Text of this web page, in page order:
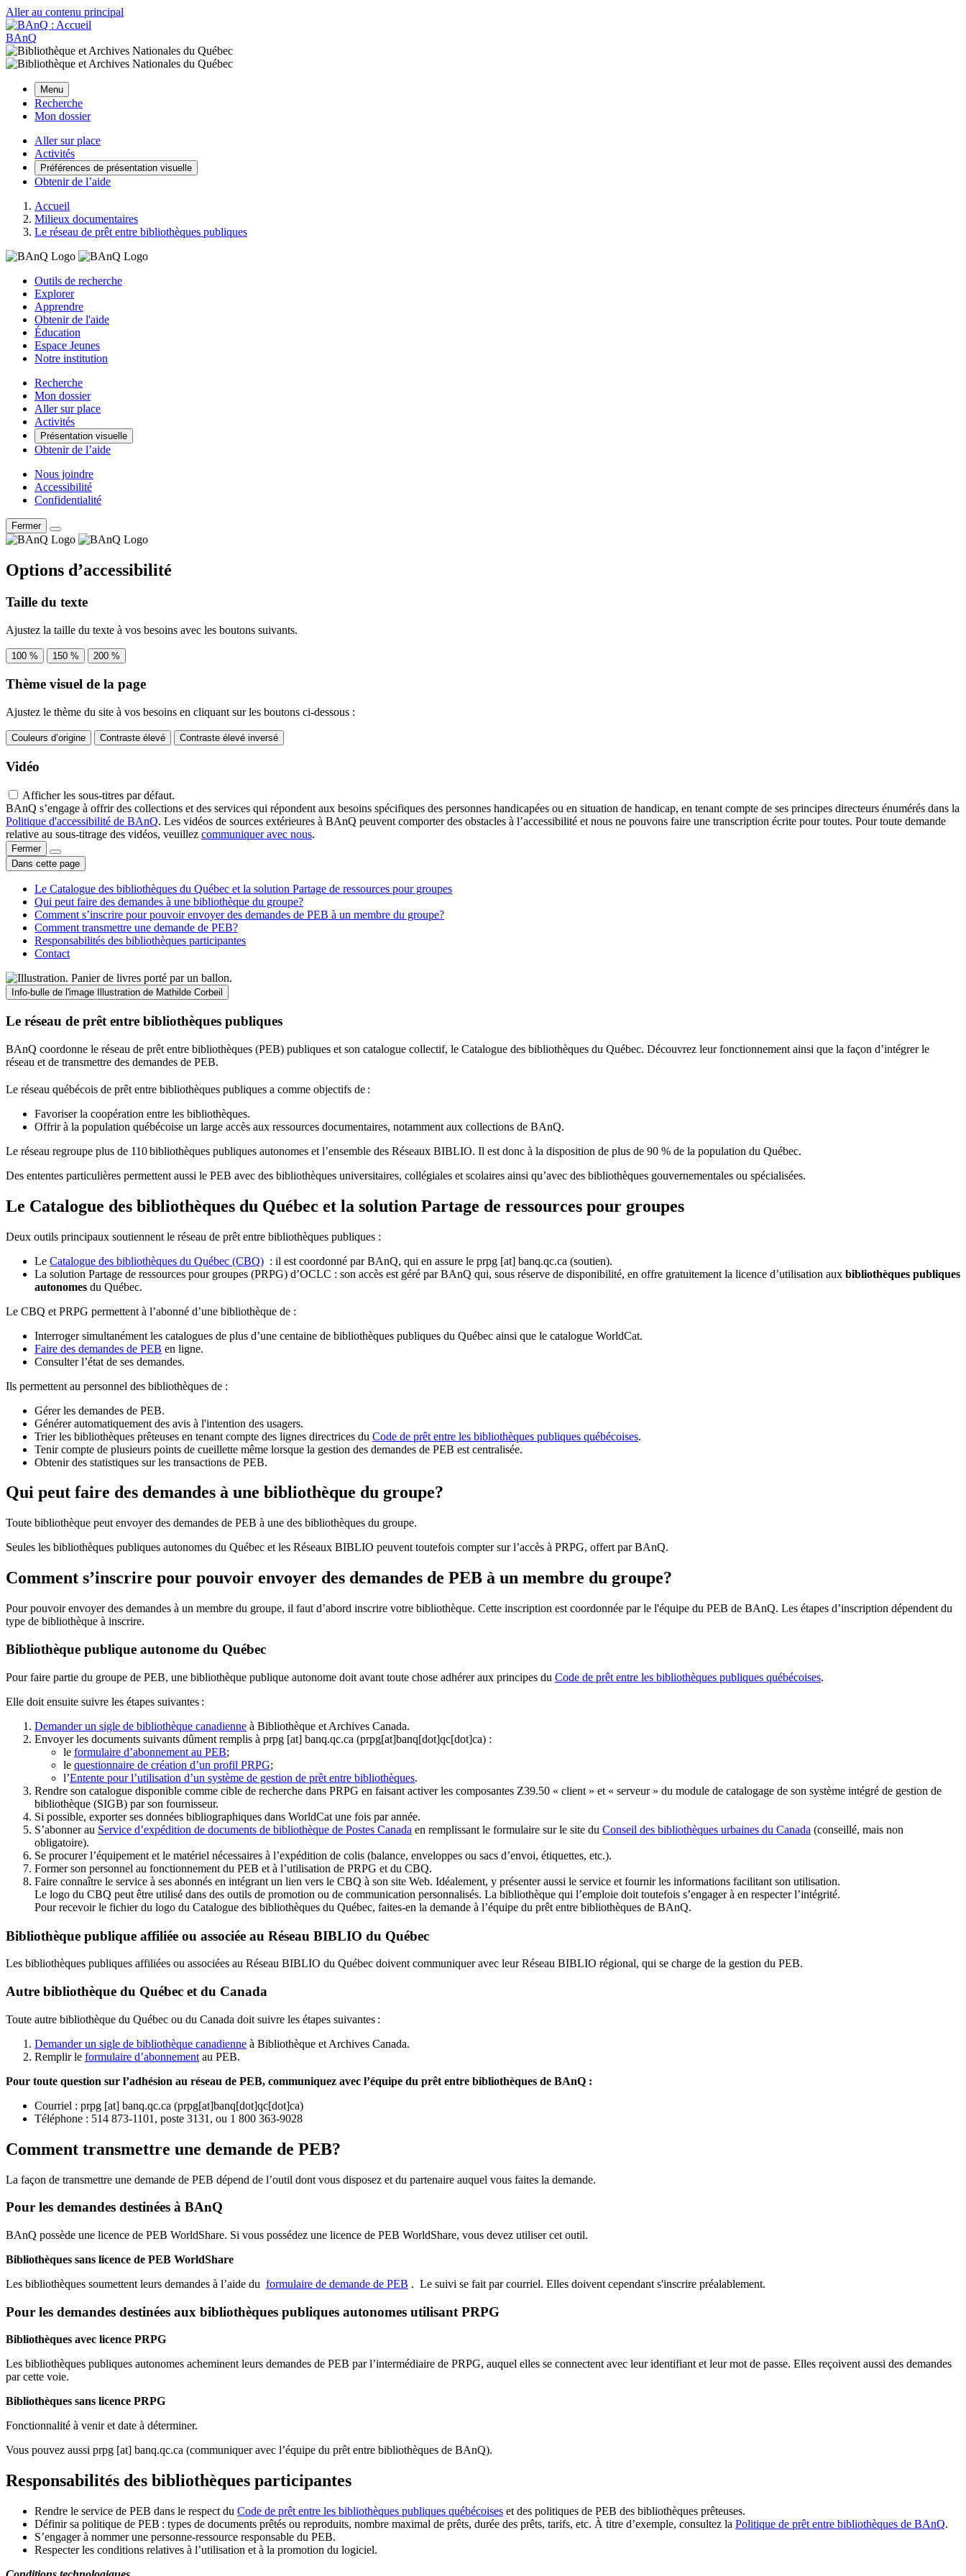
Aller au contenu principal
BAnQ
Menu
Recherche
Mon dossier
Aller sur place
Activités
Préférences de présentation visuelle
Obtenir de l’aide
Accueil
Milieux documentaires
Le réseau de prêt entre bibliothèques publiques
Outils de recherche
Explorer
Apprendre
Obtenir de l'aide
Éducation
Espace Jeunes
Notre institution
Recherche
Mon dossier
Aller sur place
Activités
Présentation visuelle
Obtenir de l’aide
Nous joindre
Accessibilité
Confidentialité
Fermer
Options d’accessibilité
Taille du texte
Ajustez la taille du texte à vos besoins avec les boutons suivants.
100 % 150 % 200 %
Thème visuel de la page
Ajustez le thème du site à vos besoins en cliquant sur les boutons ci-dessous :
Couleurs d’origine Contraste élevé Contraste élevé inversé
Vidéo
Afficher les sous-titres par défaut.
BAnQ s’engage à offrir des collections et des services qui répondent aux besoins spécifiques des personnes handicapées ou en situation de handicap, en tenant compte de ses principes directeurs énumérés dans la
Politique d'accessibilité de BAnQ. Les vidéos de sources extérieures à BAnQ peuvent comporter des obstacles à l’accessibilité et nous ne pouvons faire une transcription écrite pour toutes. Pour toute demande
relative au sous-titrage des vidéos, veuillez communiquer avec nous.
Fermer
Dans cette page
Le Catalogue des bibliothèques du Québec et la solution Partage de ressources pour groupes
Qui peut faire des demandes à une bibliothèque du groupe?
Comment s’inscrire pour pouvoir envoyer des demandes de PEB à un membre du groupe?
Comment transmettre une demande de PEB?
Responsabilités des bibliothèques participantes
Contact
Info-bulle de l'image Illustration de Mathilde Corbeil
Le réseau de prêt entre bibliothèques publiques
BAnQ coordonne le réseau de prêt entre bibliothèques (PEB) publiques et son catalogue collectif, le Catalogue des bibliothèques du Québec. Découvrez leur fonctionnement ainsi que la façon d’intégrer le
réseau et de transmettre des demandes de PEB.
Le réseau québécois de prêt entre bibliothèques publiques a comme objectifs de :
Favoriser la coopération entre les bibliothèques.
Offrir à la population québécoise un large accès aux ressources documentaires, notamment aux collections de BAnQ.
Le réseau regroupe plus de 110bibliothèques publiques autonomes et l’ensemble des Réseaux BIBLIO. Il est donc à la disposition de plus de 90 % de la population du Québec.
Des ententes particulières permettent aussi le PEB avec des bibliothèques universitaires, collégiales et scolaires ainsi qu’avec des bibliothèques gouvernementales ou spécialisées.
Le Catalogue des bibliothèques du Québec et la solution Partage de ressources pour groupes
Deux outils principaux soutiennent le réseau de prêt entre bibliothèques publiques :
Le Catalogue des bibliothèques du Québec (CBQ) : il est coordonné par BAnQ, qui en assure le prpg [at] banq.qc.ca (soutien).
La solution Partage de ressources pour groupes (PRPG) d’OCLC : son accès est géré par BAnQ qui, sous réserve de disponibilité, en offre gratuitement la licence d’utilisation aux bibliothèques publiques
autonomes du Québec.
Le CBQ et PRPG permettent à l’abonné d’une bibliothèque de :
Interroger simultanément les catalogues de plus d’une centaine de bibliothèques publiques du Québec ainsi que le catalogue WorldCat.
Faire des demandes de PEB en ligne.
Consulter l’état de ses demandes.
Ils permettent au personnel des bibliothèques de :
Gérer les demandes de PEB.
Générer automatiquement des avis à l'intention des usagers.
Trier les bibliothèques prêteuses en tenant compte des lignes directrices du Code de prêt entre les bibliothèques publiques québécoises.
Tenir compte de plusieurs points de cueillette même lorsque la gestion des demandes de PEB est centralisée.
Obtenir des statistiques sur les transactions de PEB.
Qui peut faire des demandes à une bibliothèque du groupe?
Toute bibliothèque peut envoyer des demandes de PEB à une des bibliothèques du groupe.
Seules les bibliothèques publiques autonomes du Québec et les Réseaux BIBLIO peuvent toutefois compter sur l’accès à PRPG, offert par BAnQ.
Comment s’inscrire pour pouvoir envoyer des demandes de PEB à un membre du groupe?
Pour pouvoir envoyer des demandes à un membre du groupe, il faut d’abord inscrire votre bibliothèque. Cette inscription est coordonnée par le l'équipe du PEB de BAnQ. Les étapes d’inscription dépendent du
type de bibliothèque à inscrire.
Bibliothèque publique autonome du Québec
Pour faire partie du groupe de PEB, une bibliothèque publique autonome doit avant toute chose adhérer aux principes du Code de prêt entre les bibliothèques publiques québécoises.
Elle doit ensuite suivre les étapes suivantes :
Demander un sigle de bibliothèque canadienne à Bibliothèque et Archives Canada.
Envoyer les documents suivants dûment remplis à prpg [at] banq.qc.ca (prpg[at]banq[dot]qc[dot]ca) :
le formulaire d’abonnement au PEB;
le questionnaire de création d’un profil PRPG;
l’Entente pour l’utilisation d’un système de gestion de prêt entre bibliothèques.
Rendre son catalogue disponible comme cible de recherche dans PRPG en faisant activer les composantes Z39.50 « client » et « serveur » du module de catalogage de son système intégré de gestion de
bibliothèque (SIGB) par son fournisseur.
Si possible, exporter ses données bibliographiques dans WorldCat une fois par année.
S’abonner au Service d’expédition de documents de bibliothèque de Postes Canada en remplissant le formulaire sur le site du Conseil des bibliothèques urbaines du Canada (conseillé, mais non
obligatoire).
Se procurer l’équipement et le matériel nécessaires à l’expédition de colis (balance, enveloppes ou sacs d’envoi, étiquettes, etc.).
Former son personnel au fonctionnement du PEB et à l’utilisation de PRPG et du CBQ.
Faire connaître le service à ses abonnés en intégrant un lien vers le CBQ à son site Web. Idéalement, y présenter aussi le service et fournir les informations facilitant son utilisation.
Le logo du CBQ peut être utilisé dans des outils de promotion ou de communication personnalisés. La bibliothèque qui l’emploie doit toutefois s’engager à en respecter l’intégrité.
Pour recevoir le fichier du logo du Catalogue des bibliothèques du Québec, faites-en la demande à l’équipe du prêt entre bibliothèques de BAnQ.
Bibliothèque publique affiliée ou associée au Réseau BIBLIO du Québec
Les bibliothèques publiques affiliées ou associées au Réseau BIBLIO du Québec doivent communiquer avec leur Réseau BIBLIO régional, qui se charge de la gestion du PEB.
Autre bibliothèque du Québec et du Canada
Toute autre bibliothèque du Québec ou du Canada doit suivre les étapes suivantes :
Demander un sigle de bibliothèque canadienne à Bibliothèque et Archives Canada.
Remplir le formulaire d’abonnement au PEB.
Pour toute question sur l’adhésion au réseau de PEB, communiquez avec l’équipe du prêt entre bibliothèques de BAnQ :
Courriel : prpg [at] banq.qc.ca (prpg[at]banq[dot]qc[dot]ca)
Téléphone : 514 873-1101, poste 3131, ou 1 800 363-9028
Comment transmettre une demande de PEB?
La façon de transmettre une demande de PEB dépend de l’outil dont vous disposez et du partenaire auquel vous faites la demande.
Pour les demandes destinées à BAnQ
BAnQ possède une licence de PEB WorldShare. Si vous possédez une licence de PEB WorldShare, vous devez utiliser cet outil.
Bibliothèques sans licence de PEB WorldShare
Les bibliothèques soumettent leurs demandes à l’aide du formulaire de demande de PEB . Le suivi se fait par courriel. Elles doivent cependant s'inscrire préalablement.
Pour les demandes destinées aux bibliothèques publiques autonomes utilisant PRPG
Bibliothèques avec licence PRPG
Les bibliothèques publiques autonomes acheminent leurs demandes de PEB par l’intermédiaire de PRPG, auquel elles se connectent avec leur identifiant et leur mot de passe. Elles reçoivent aussi des demandes
par cette voie.
Bibliothèques sans licence PRPG
Fonctionnalité à venir et date à déterminer.
Vous pouvez aussi prpg [at] banq.qc.ca (communiquer avec l’équipe du prêt entre bibliothèques de BAnQ).
Responsabilités des bibliothèques participantes
Rendre le service de PEB dans le respect du Code de prêt entre les bibliothèques publiques québécoises et des politiques de PEB des bibliothèques prêteuses.
Définir sa politique de PEB : types de documents prêtés ou reproduits, nombre maximal de prêts, durée des prêts, tarifs, etc. À titre d’exemple, consultez la Politique de prêt entre bibliothèques de BAnQ.
S’engager à nommer une personne-ressource responsable du PEB.
Respecter les conditions relatives à l’utilisation et à la promotion du logiciel.